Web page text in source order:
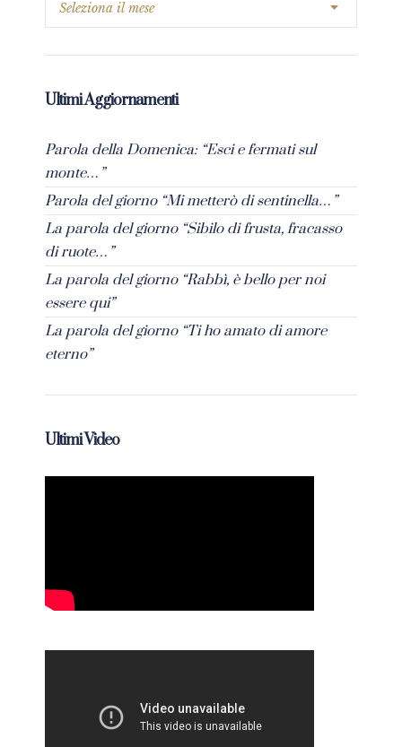
Ultimi Aggiornamenti
Parola della Domenica: “Esci e fermati sul
monte…”
Parola del giorno “Mi metterò di sentinella…”
La parola del giorno “Sibilo di frusta, fracasso
di ruote…”
La parola del giorno “Rabbì, è bello per noi
essere qui”
La parola del giorno “Ti ho amato di amore
eterno”
Ultimi Video